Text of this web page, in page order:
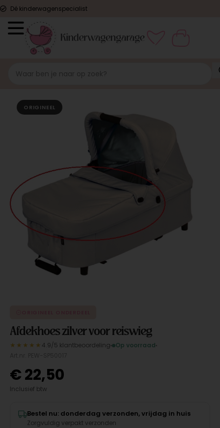
Dé kinderwagenspecialist
ORIGINEEL
Afdekhoes zilver voor reiswieg
★★★★★ 4.9/5 klantbeoordeling
Op voorraad
€22,50
Inclusief btw
Bestel nu: donderdag verzonden, vrijdag in huis
Zorgvuldig verpakt verzonden